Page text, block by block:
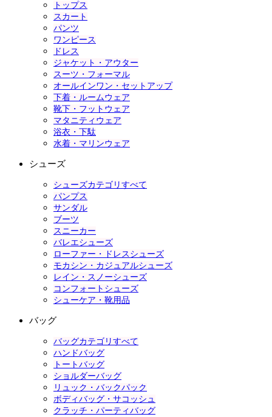
トップス
スカート
パンツ
ワンピース
ドレス
ジャケット・アウター
スーツ・フォーマル
オールインワン・セットアップ
下着・ルームウェア
靴下・フットウェア
マタニティウェア
浴衣・下駄
水着・マリンウェア
シューズ
シューズカテゴリすべて
パンプス
サンダル
ブーツ
スニーカー
バレエシューズ
ローファー・ドレスシューズ
モカシン・カジュアルシューズ
レイン・スノーシューズ
コンフォートシューズ
シューケア・靴用品
バッグ
バッグカテゴリすべて
ハンドバッグ
トートバッグ
ショルダーバッグ
リュック・バックパック
ボディバッグ・サコッシュ
クラッチ・パーティバッグ